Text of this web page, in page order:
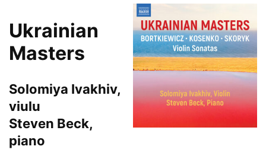
Ukrainian
Masters
Solomiya Ivakhiv,
viulu
Steven Beck,
piano